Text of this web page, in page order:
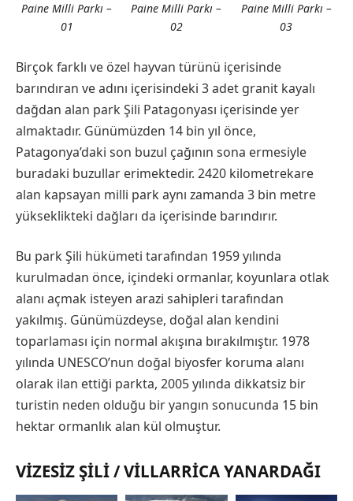
Paine Milli Parkı –
01
Paine Milli Parkı –
02
Paine Milli Parkı –
03
Birçok farklı ve özel hayvan türünü içerisinde
barındıran ve adını içerisindeki 3 adet granit kayalı
dağdan alan park Şili Patagonyası içerisinde yer
almaktadır. Günümüzden 14 bin yıl önce,
Patagonya’daki son buzul çağının sona ermesiyle
buradaki buzullar erimektedir. 2420 kilometrekare
alan kapsayan milli park aynı zamanda 3 bin metre
yükseklikteki dağları da içerisinde barındırır.
Bu park Şili hükümeti tarafından 1959 yılında
kurulmadan önce, içindeki ormanlar, koyunlara otlak
alanı açmak isteyen arazi sahipleri tarafından
yakılmış. Günümüzdeyse, doğal alan kendini
toparlaması için normal akışına bırakılmıştır. 1978
yılında UNESCO’nun doğal biyosfer koruma alanı
olarak ilan ettiği parkta, 2005 yılında dikkatsiz bir
turistin neden olduğu bir yangın sonucunda 15 bin
hektar ormanlık alan kül olmuştur.
VIZESIZ ŞILI / VILLARRICA YANARDAĞI